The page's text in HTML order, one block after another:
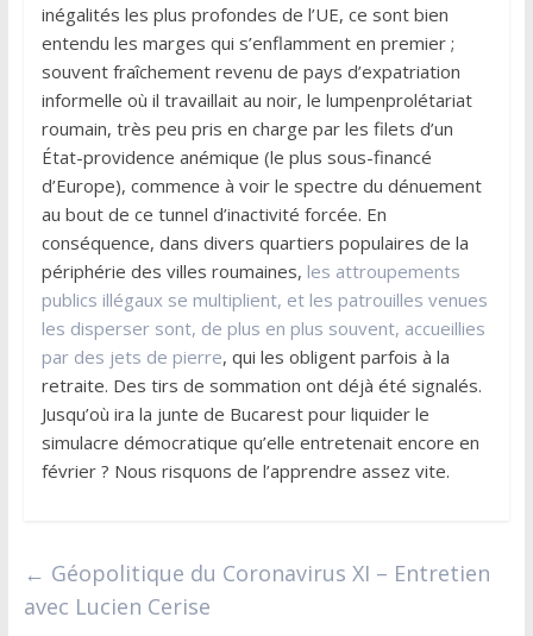
inégalités les plus profondes de l’UE, ce sont bien
entendu les marges qui s’enflamment en premier ;
souvent fraîchement revenu de pays d’expatriation
informelle où il travaillait au noir, le lumpenprolétariat
roumain, très peu pris en charge par les filets d’un
État-providence anémique (le plus sous-financé
d’Europe), commence à voir le spectre du dénuement
au bout de ce tunnel d’inactivité forcée. En
conséquence, dans divers quartiers populaires de la
périphérie des villes roumaines, les attroupements
publics illégaux se multiplient, et les patrouilles venues
les disperser sont, de plus en plus souvent, accueillies
par des jets de pierre, qui les obligent parfois à la
retraite. Des tirs de sommation ont déjà été signalés.
Jusqu’où ira la junte de Bucarest pour liquider le
simulacre démocratique qu’elle entretenait encore en
février ? Nous risquons de l’apprendre assez vite.
← Géopolitique du Coronavirus XI – Entretien
avec Lucien Cerise